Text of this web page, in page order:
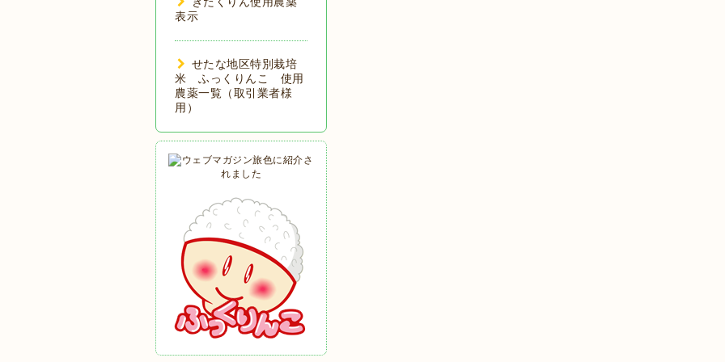
表示
せたな地区特別栽培
米 ふっくりんこ 使用
農薬一覧（取引業者様
用）